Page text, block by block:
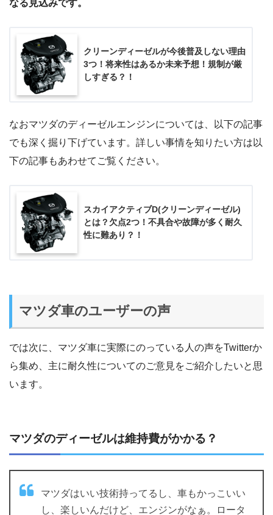
なる見込みです。
クリーンディーゼルが今後普及しない理由
3つ！将来性はあるか未来予想！規制が厳
しすぎる？！
なおマツダのディーゼルエンジンについては、以下の記事
でも深く掘り下げています。詳しい事情を知りたい方は以
下の記事もあわせてご覧ください。
スカイアクティブD(クリーンディーゼル)
とは？欠点2つ！不具合や故障が多く耐久
性に難あり？！
マツダ車のユーザーの声
では次に、マツダ車に実際にのっている人の声をTwitterか
ら集め、主に耐久性についてのご意見をご紹介したいと思
います。
マツダのディーゼルは維持費がかかる？
マツダはいい技術持ってるし、車もかっこいい
し、楽しいんだけど、エンジンがなぁ。ロータ